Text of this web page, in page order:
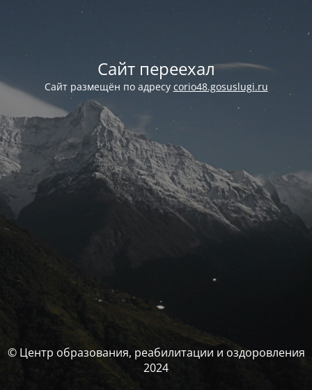
Сайт переехал
Сайт размещён по адресу corio48.gosuslugi.ru
© Центр образования, реабилитации и оздоровления
2024